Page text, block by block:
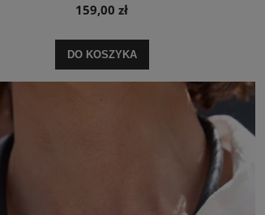
159,00 zł
DO KOSZYKA